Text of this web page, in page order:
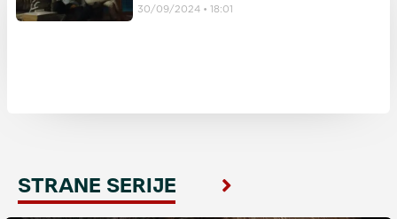
30/09/2024 18:01
STRANE SERIJE